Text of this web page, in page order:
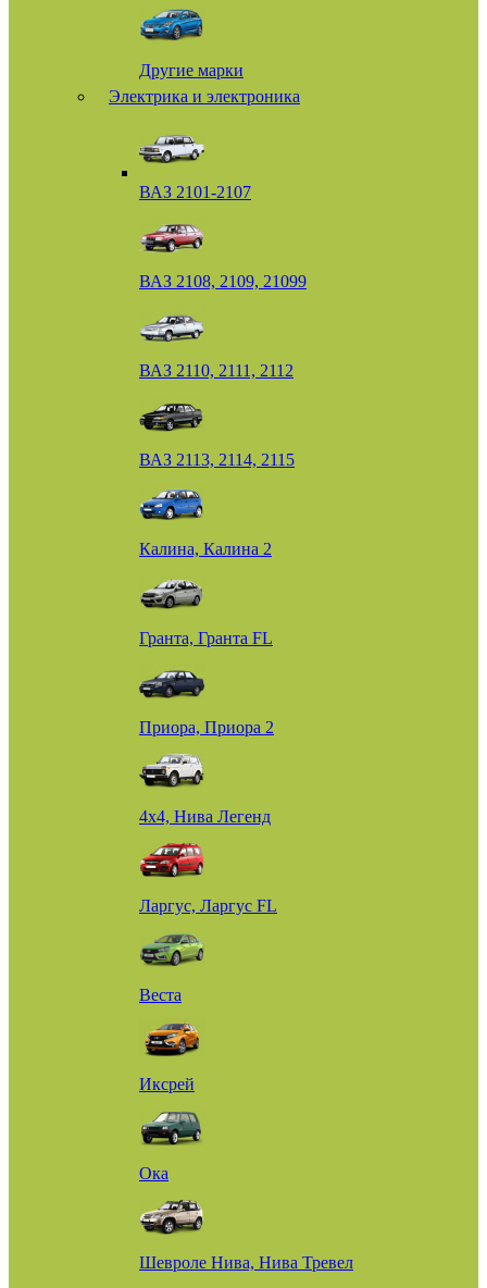
Другие марки
Электрика и электроника
ВАЗ 2101-2107
ВАЗ 2108, 2109, 21099
ВАЗ 2110, 2111, 2112
ВАЗ 2113, 2114, 2115
Калина, Калина 2
Гранта, Гранта FL
Приора, Приора 2
4х4, Нива Легенд
Ларгус, Ларгус FL
Веста
Иксрей
Ока
Шевроле Нива, Нива Тревел